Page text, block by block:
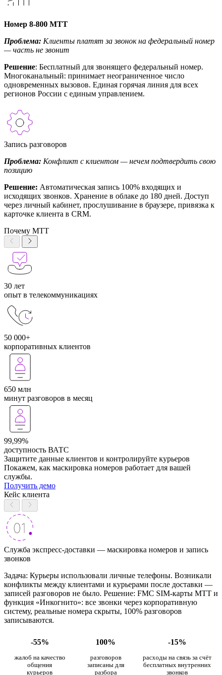
Номер 8-800 МТТ
Проблема: Клиенты платят за звонок на федеральный номер
— часть не звонит
Решение: Бесплатный для звонящего федеральный номер.
Многоканальный: принимает неограниченное число
одновременных вызовов. Единая горячая линия для всех
регионов России с единым управлением.
Запись разговоров
Проблема: Конфликт с клиентом — нечем подтвердить свою
позицию
Решение: Автоматическая запись 100% входящих и
исходящих звонков. Хранение в облаке до 180 дней. Доступ
через личный кабинет, прослушивание в браузере, привязка к
карточке клиента в CRM.
Почему МТТ
30 лет
опыт в телекоммуникациях
50 000+
корпоративных клиентов
650 млн
минут разговоров в месяц
99,99%
доступность ВАТС
Защитите данные клиентов и контролируйте курьеров
Покажем, как маскировка номеров работает для вашей
службы.
Получить демо
Кейс клиента
Служба экспресс-доставки — маскировка номеров и запись
звонков
Задача: Курьеры использовали личные телефоны. Возникали
конфликты между клиентами и курьерами после доставки —
записей разговоров не было. Решение: FMC SIM-карты МТТ и
функция «Инкогнито»: все звонки через корпоративную
систему, реальные номера скрыты, 100% разговоров
записываются.
-55% 100% -15%
жалоб на качество
общения
курьеров
разговоров
записаны для
разбора
расходы на связь за счёт
бесплатных внутренних
звонков